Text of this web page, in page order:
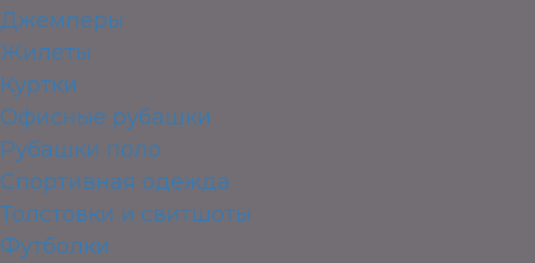
Джемперы
Жилеты
Куртки
Офисные рубашки
Рубашки поло
Спортивная одежда
Толстовки и свитшоты
Футболки